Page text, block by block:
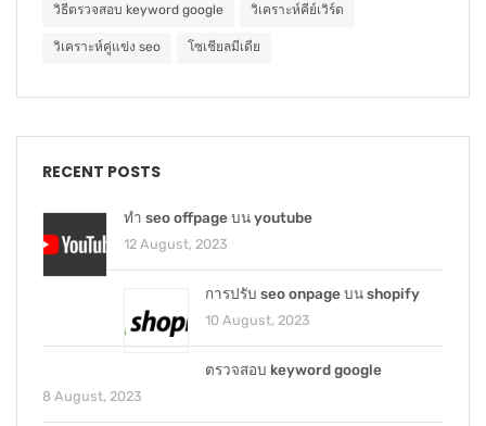
วิธีตรวจสอบ keyword google วิเคราะห์คีย์เวิร์ด
วิเคราะห์คู่แข่ง seo โซเชียลมีเดีย
RECENT POSTS
ทำ seo offpage บน youtube
12 August, 2023
การปรับ seo onpage บน shopify
10 August, 2023
ตรวจสอบ keyword google
8 August, 2023